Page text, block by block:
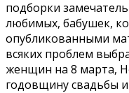
подборки
любимых, бабушек,
опубликованными
всяких проблем
женщин на 8 марта,
годовщину свадьбы